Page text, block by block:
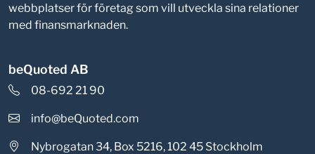
webbplatser för företag som vill utveckla sina relationer
med finansmarknaden.
beQuoted AB
08-692 21 90
info@beQuoted.com
Nybrogatan 34, Box 5216, 102 45 Stockholm